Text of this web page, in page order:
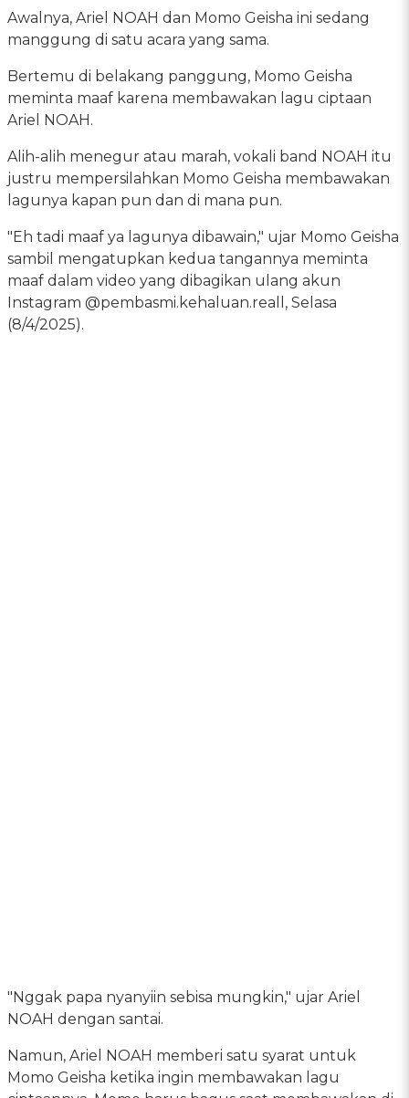
Awalnya, Ariel NOAH dan Momo Geisha ini sedang
manggung di satu acara yang sama.
Bertemu di belakang panggung, Momo Geisha
meminta maaf karena membawakan lagu ciptaan
Ariel NOAH.
Alih-alih menegur atau marah, vokali band NOAH itu
justru mempersilahkan Momo Geisha membawakan
lagunya kapan pun dan di mana pun.
"Eh tadi maaf ya lagunya dibawain," ujar Momo Geisha
sambil mengatupkan kedua tangannya meminta
maaf dalam video yang dibagikan ulang akun
Instagram @pembasmi.kehaluan.reall, Selasa
(8/4/2025).
"Nggak papa nyanyiin sebisa mungkin," ujar Ariel
NOAH dengan santai.
Namun, Ariel NOAH memberi satu syarat untuk
Momo Geisha ketika ingin membawakan lagu